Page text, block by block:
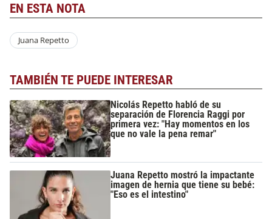
EN ESTA NOTA
Juana Repetto
TAMBIÉN TE PUEDE INTERESAR
Nicolás Repetto habló de su
separación de Florencia Raggi por
primera vez: "Hay momentos en los
que no vale la pena remar"
Juana Repetto mostró la impactante
imagen de hernia que tiene su bebé:
"Eso es el intestino"